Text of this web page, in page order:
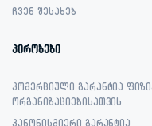
ჩვენ შესახებ
პირობები
კომერციული გარანტია
ორგანიზაციებისათვის